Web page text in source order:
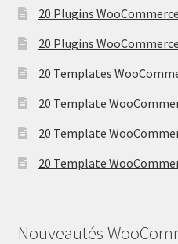
20 Plugins
20 Plugins
20 Templates
20 Template
20 Template
20 Template
Nouveautés